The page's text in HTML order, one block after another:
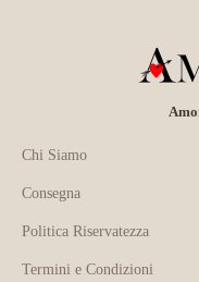
Chi Siamo
Consegna
Politica Riservatezza
Termini e Condizioni